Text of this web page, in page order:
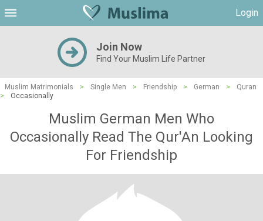
Login
Join Now
Find Your Muslim Life Partner
Muslim Matrimonials > Single Men > Friendship > German >
Quran
>
Occasionally
Muslim German Men Who
Occasionally Read The Qur'An Looking
For Friendship